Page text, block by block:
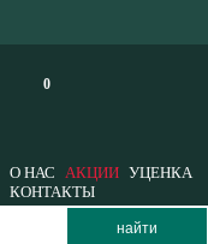
0
О НАС АКЦИИ УЦЕНКА
КОНТАКТЫ